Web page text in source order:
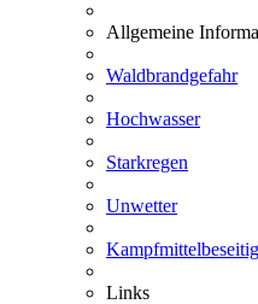
Allgemeine
Waldbrandgefahr
Hochwasser
Starkregen
Unwetter
Links